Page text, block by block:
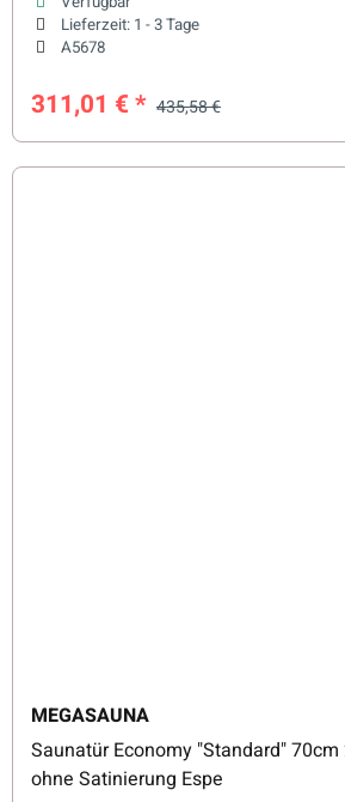
Lieferzeit: 1 - 3 Tage
A5678
311,01 €* 435,58 €
MEGASAUNA
Saunatür Economy "Standard" 70cm 210cm Bronze
ohne Satinierung Espe